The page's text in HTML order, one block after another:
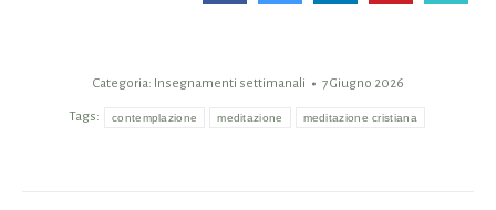
Categoria: Insegnamenti settimanali 7 Giugno 2026
Tags: contemplazione meditazione meditazione cristiana